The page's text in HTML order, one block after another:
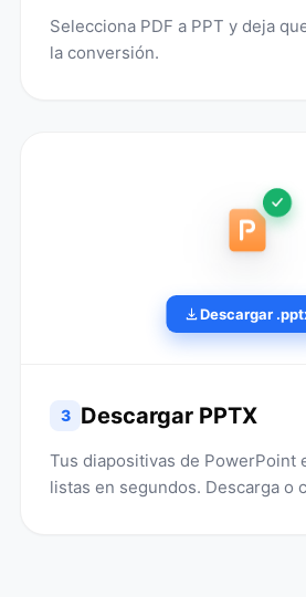
Selecciona PDF a PPT y deja
la conversión.
Descargar
3 Descargar PPTX
Tus diapositivas de PowerPoint
listas en segundos. Descarga o